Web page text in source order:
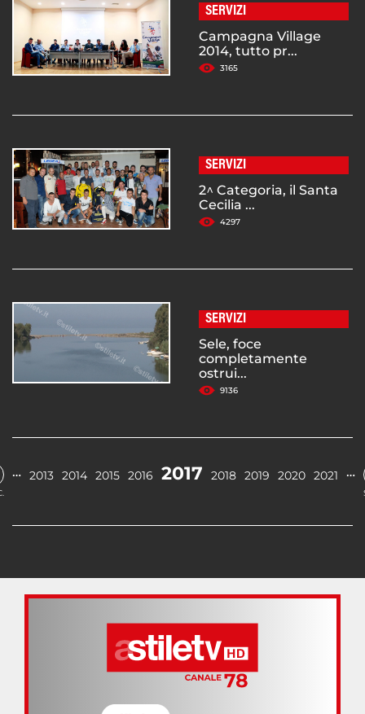
SERVIZI
Campagna Village
2014, tutto pr...
3165
SERVIZI
2^ Categoria, il Santa
Cecilia ...
4297
SERVIZI
Sele, foce
completamente
ostrui...
9136
… 2013 2014 2015 2016 2017 2018 2019 2020 2021 …